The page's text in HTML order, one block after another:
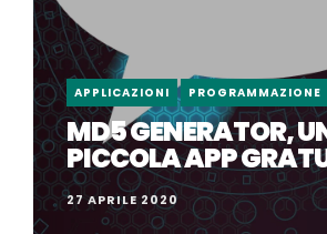
APPLICAZIONI PROGRAMMAZIONE
MD5 GENERATOR,
PICCOLA APP
27 APRILE 2020